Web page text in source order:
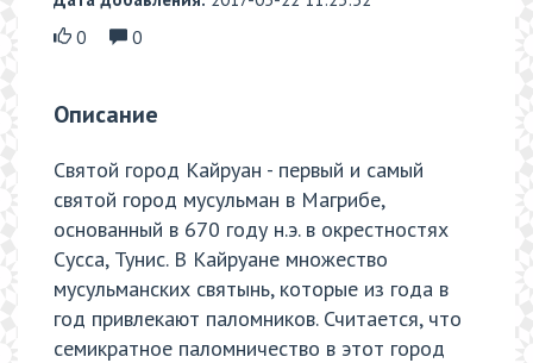
0
0
Описание
Святой город Кайруан - первый и самый
святой город мусульман в Магрибе,
основанный в 670 году н.э. в окрестностях
Сусса, Тунис. В Кайруане множество
мусульманских святынь, которые из года в
год привлекают паломников. Считается, что
семикратное паломничество в этот город